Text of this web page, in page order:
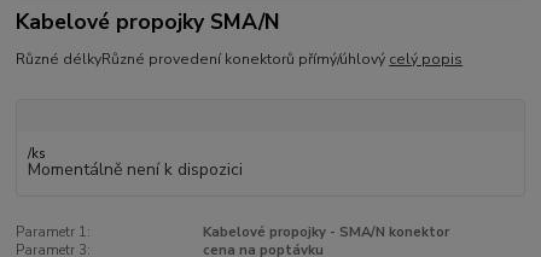
Kabelové propojky SMA/N
Různé délkyRůzné provedení konektorů přímý/úhlový celý popis
/ks
Momentálně není k dispozici
Parametr 1:
Kabelové propojky - SMA/N konektor
Parametr 3:
cena na poptávku